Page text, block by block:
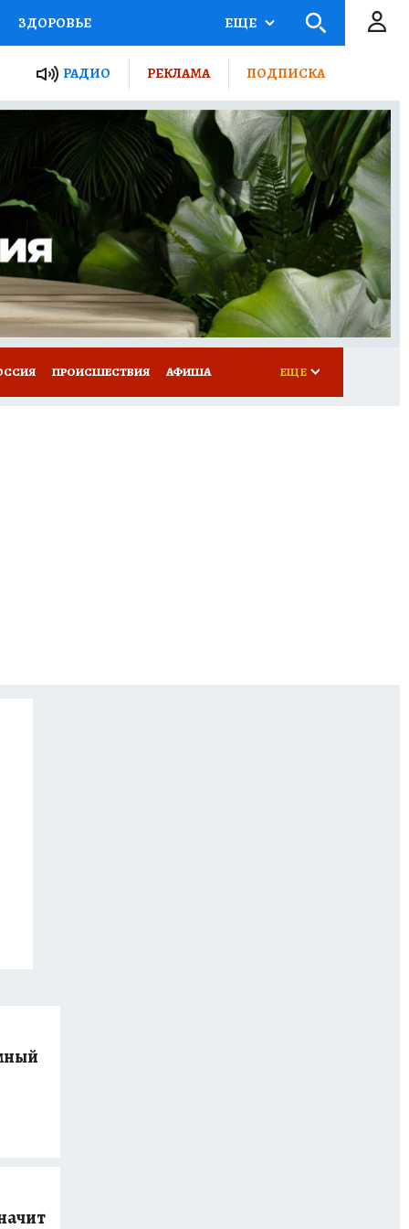
ЗДОРОВЬЕ
РОССИИ АФИША
ПУТЕВОДИТЕЛЬ
ТУРИЗМ
ПОТРЕБИТЕЛЯ ВСЕ О КП
ЕЩЕ
РАДИО РЕКЛАМА ПОДПИСКА
ПРОИСШЕСТВИЯ АФИША ЕЩЕ